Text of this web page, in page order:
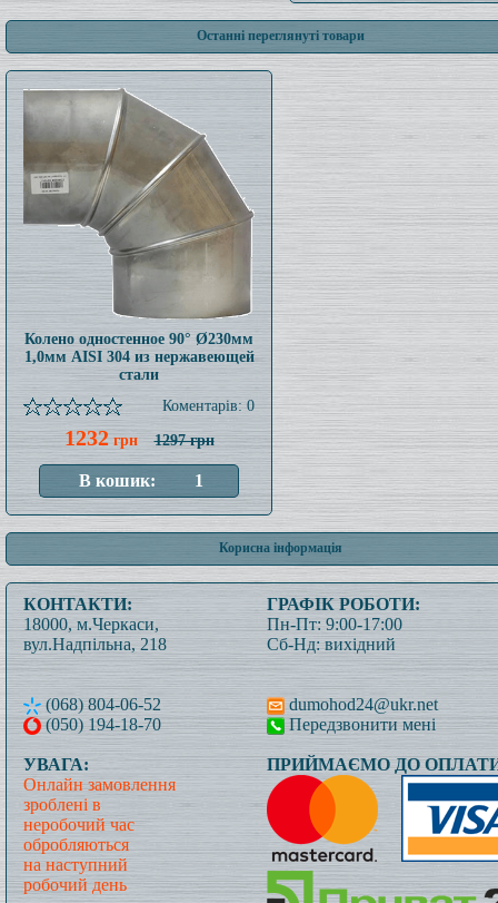
Останні переглянуті товари
Колено одностенное 90° Ø230мм
1,0мм AISI 304 из нержавеющей
стали
Коментарів: 0
1232грн 1297 грн
Корисна інформація
КОНТАКТИ:
18000, м.Черкаси,
вул.Надпільна, 218
(068) 804-06-52
(050) 194-18-70
ГРАФІК РОБОТИ:
Пн-Пт: 9:00-17:00
Сб-Нд: вихідний
dumohod24@ukr.net
Передзвонити мені
УВАГА:
Онлайн замовлення
зроблені в
неробочий час
обробляються
на наступний
робочий день
ПРИЙМАЄМО ДО